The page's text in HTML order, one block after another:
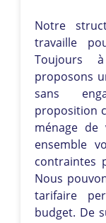
Notre
travaille
Toujours
proposons
sans
proposition
ménage de
ensemble
contraintes
Nous
tarifaire
budget. De